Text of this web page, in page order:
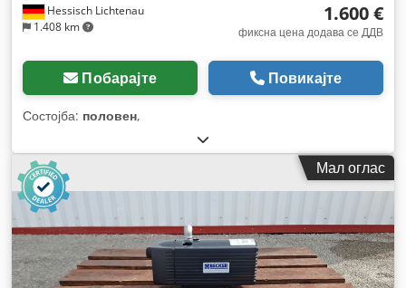
Hessisch Lichtenau
1.408 km
1.600 €
фиксна цена додава се ДДВ
Побарајте Повикајте
Состојба: половен,
Мал оглас